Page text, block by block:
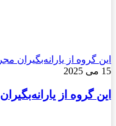
این گروه از یارانه‌بگیران
15 می 2025
این گروه از